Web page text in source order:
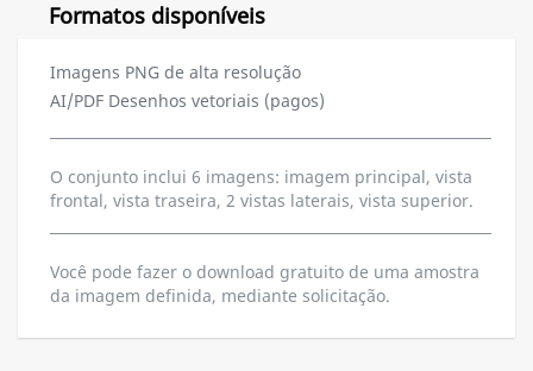
Formatos disponíveis
Imagens PNG de alta resolução
AI/PDF Desenhos vetoriais (pagos)
O conjunto inclui 6 imagens: imagem principal, vista
frontal, vista traseira, 2 vistas laterais, vista superior.
Você pode fazer o download gratuito de uma amostra
da imagem definida, mediante solicitação.